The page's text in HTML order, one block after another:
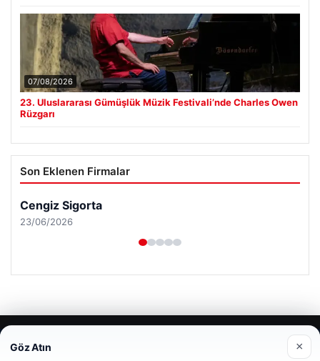
07/08/2026
23. Uluslararası Gümüşlük Müzik Festivali’nde Charles Owen
Rüzgarı
Son Eklenen Firmalar
Cengiz Sigorta
23/06/2026
Web sitemizi nasıl kullandığınızı daha iyi anlayabilmek,
Göz Atın
×